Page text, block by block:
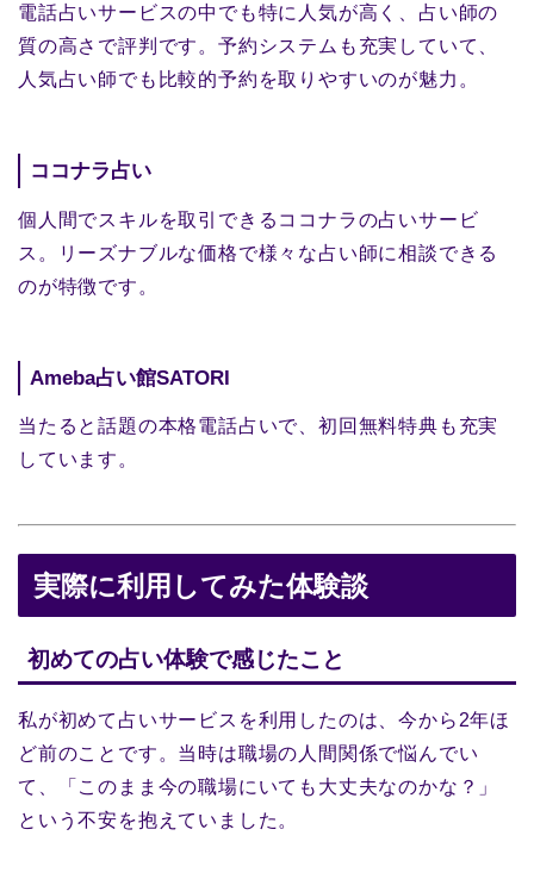
電話占いサービスの中でも特に人気が高く、占い師の
質の高さで評判です。予約システムも充実していて、
人気占い師でも比較的予約を取りやすいのが魅力。
ココナラ占い
個人間でスキルを取引できるココナラの占いサービ
ス。リーズナブルな価格で様々な占い師に相談できる
のが特徴です。
Ameba占い館SATORI
当たると話題の本格電話占いで、初回無料特典も充実
しています。
実際に利用してみた体験談
初めての占い体験で感じたこと
私が初めて占いサービスを利用したのは、今から2年ほ
ど前のことです。当時は職場の人間関係で悩んでい
て、「このまま今の職場にいても大丈夫なのかな？」
という不安を抱えていました。